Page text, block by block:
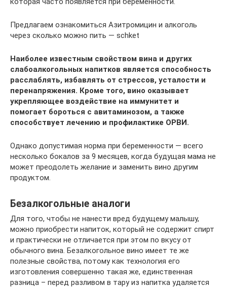
Предлагаем ознакомиться Азитромицин и алкоголь
через сколько можно пить — schket
Наиболее известным свойством вина и других
слабоалкогольных напитков является способность
расслаблять, избавлять от стрессов, усталости и
перенапряжения. Кроме того, вино оказывает
укрепляющее воздействие на иммунитет и
помогает бороться с авитаминозом, а также
способствует лечению и профилактике ОРВИ.
Однако допустимая норма при беременности — всего
несколько бокалов за 9 месяцев, когда будущая мама не
может преодолеть желание и заменить вино другим
продуктом.
Безалкогольные аналоги
Для того, чтобы не нанести вред будущему малышу,
можно приобрести напиток, который не содержит спирт
и практически не отличается при этом по вкусу от
обычного вина. Безалкогольное вино имеет те же
полезные свойства, потому как технология его
изготовления совершенно такая же, единственная
разница – перед разливом в тару из напитка удаляется